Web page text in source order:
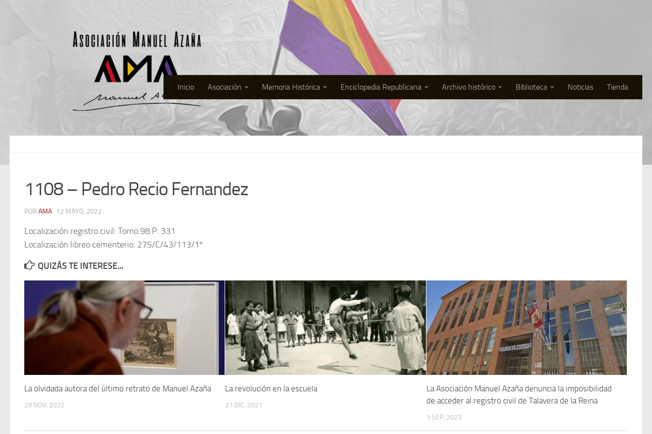
Inicio Asociación Memoria Histórica Enciclopedia Republicana Archivo histórico Biblioteca Noticias Tienda
1108 – Pedro Recio Fernandez
POR AMA · 12 MAYO, 2022
Localización registro civil: Tomo 98.P. 331
Localización libreo cementerio: 275/C/43/113/1º
QUIZÁS TE INTERESE...
La olvidada autora del último retrato de Manuel Azaña
29 NOV, 2022
La revolución en la escuela
27 DIC, 2021
La Asociación Manuel Azaña denuncia la imposibilidad
de acceder al registro civil de Talavera de la Reina
1 SEP, 2023